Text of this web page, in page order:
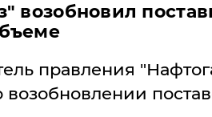
возобновил
правления